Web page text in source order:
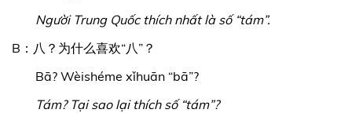
Người Trung Quốc thích nhất là số “tám”.
B：八？为什么喜欢“八”？
Bā? Wèishéme xǐhuān “bā”?
Tám? Tại sao lại thích số “tám”?